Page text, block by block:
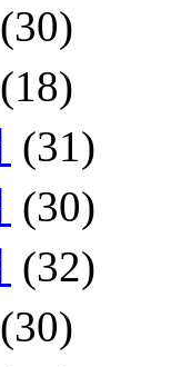
(30)
(18)
(31)
(30)
(32)
(30)